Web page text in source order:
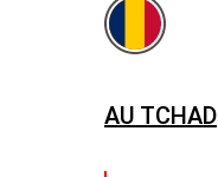
AU TCHAD